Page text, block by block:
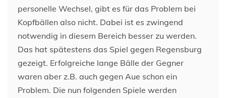
personelle Wechsel, gibt es für das Problem bei
Kopfbällen also nicht. Dabei ist es zwingend
notwendig in diesem Bereich besser zu werden.
Das hat spätestens das Spiel gegen Regensburg
gezeigt. Erfolgreiche lange Bälle der Gegner
waren aber z.B. auch gegen Aue schon ein
Problem. Die nun folgenden Spiele werden